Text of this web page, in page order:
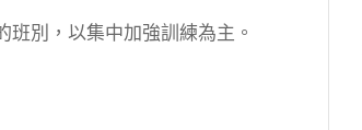
別，以集中加強訓練為主。